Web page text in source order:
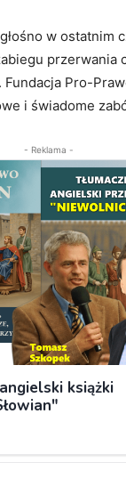
w ostatnim
przerwania
Pro-
i świadome
- Reklama -